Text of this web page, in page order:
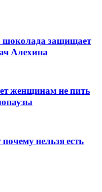
шоколада защищает
Алехина
женщинам не пить
нельзя есть